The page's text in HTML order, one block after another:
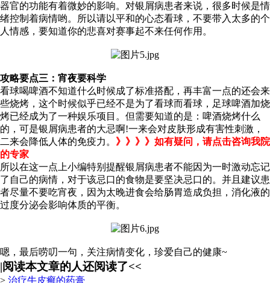
器官的功能有着微妙的影响。对银屑病患者来说，很多时候是情
绪控制着病情哟。所以请以平和的心态看球，不要带入太多的个
人情感，要知道你的悲喜对赛事起不来任何作用。
攻略要点三：宵夜要科学
看球喝啤酒不知道什么时候成了标准搭配，再丰富一点的还会来
些烧烤，这个时候似乎已经不是为了看球而看球，足球啤酒加烧
烤已经成为了一种娱乐项目。但需要知道的是：啤酒烧烤什么
的，可是银屑病患者的大忌啊!一来会对皮肤形成有害性刺激，
二来会降低人体的免疫力。 》》》》如有疑问，请点击咨询我院
的专家
所以在这一点上小编特别提醒银屑病患者不能因为一时激动忘记
了自己的病情，对于该忌口的食物是要坚决忌口的。并且建议患
者尽量不要吃宵夜，因为太晚进食会给肠胃造成负担，消化液的
过度分泌会影响体质的平衡。
嗯，最后唠叨一句，关注病情变化，珍爱自己的健康~
|阅读本文章的人还阅读了<<
> 治疗牛皮癣的药膏